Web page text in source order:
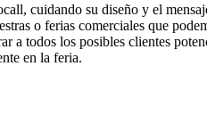
cuidando su diseño y el
o ferias comerciales que
a todos los posibles clientes
en la feria.